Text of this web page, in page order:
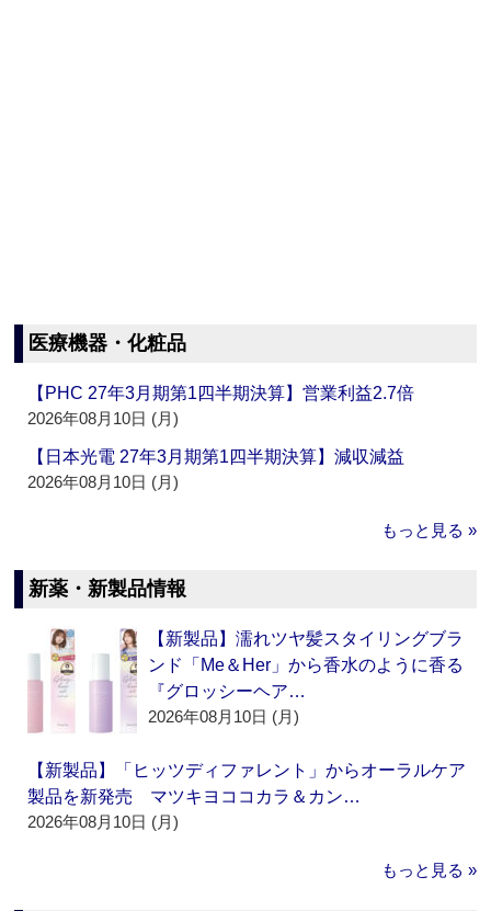
医療機器・化粧品
【PHC 27年3月期第1四半期決算】営業利益2.7倍
2026年08月10日 (月)
【日本光電 27年3月期第1四半期決算】減収減益
2026年08月10日 (月)
もっと見る »
新薬・新製品情報
【新製品】濡れツヤ髪スタイリングブラ
ンド「Me＆Her」から香水のように香る
『グロッシーヘア…
2026年08月10日 (月)
【新製品】「ヒッツディファレント」からオーラルケア
製品を新発売 マツキヨココカラ＆カン…
2026年08月10日 (月)
もっと見る »